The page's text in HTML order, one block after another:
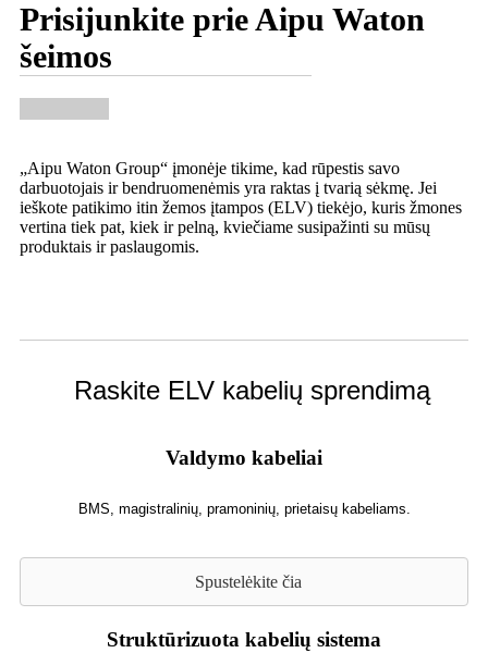
Prisijunkite prie Aipu Waton
šeimos
„Aipu Waton Group“ įmonėje tikime, kad rūpestis savo
darbuotojais ir bendruomenėmis yra raktas į tvarią sėkmę. Jei
ieškote patikimo itin žemos įtampos (ELV) tiekėjo, kuris žmones
vertina tiek pat, kiek ir pelną, kviečiame susipažinti su mūsų
produktais ir paslaugomis.
Raskite ELV kabelių sprendimą
Valdymo kabeliai
BMS, magistralinių, pramoninių, prietaisų kabeliams.
Spustelėkite čia
Struktūrizuota kabelių sistema